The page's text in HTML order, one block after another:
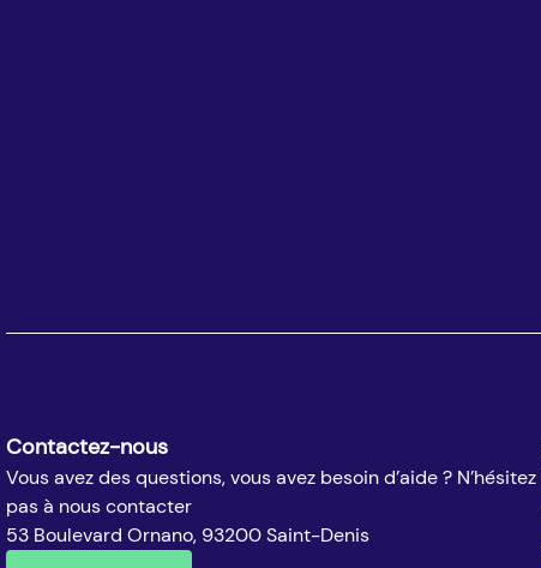
Contactez-nous
Vous avez des questions, vous avez besoin d’aide ? N’hésitez
pas à nous contacter
53 Boulevard Ornano, 93200 Saint-Denis